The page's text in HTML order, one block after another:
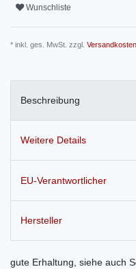
Wunschliste
* inkl. ges. MwSt. zzgl. Versandkosten
Beschreibung
Weitere Details
EU-Verantwortlicher
Hersteller
gute Erhaltung, siehe auch